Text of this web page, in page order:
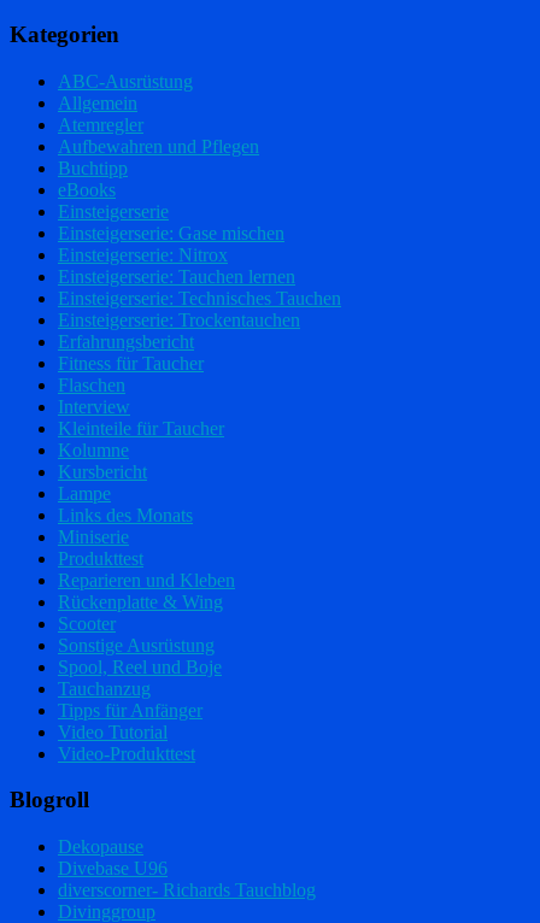
Kategorien
ABC-Ausrüstung
Allgemein
Atemregler
Aufbewahren und Pflegen
Buchtipp
eBooks
Einsteigerserie
Einsteigerserie: Gase mischen
Einsteigerserie: Nitrox
Einsteigerserie: Tauchen lernen
Einsteigerserie: Technisches Tauchen
Einsteigerserie: Trockentauchen
Erfahrungsbericht
Fitness für Taucher
Flaschen
Interview
Kleinteile für Taucher
Kolumne
Kursbericht
Lampe
Links des Monats
Miniserie
Produkttest
Reparieren und Kleben
Rückenplatte & Wing
Scooter
Sonstige Ausrüstung
Spool, Reel und Boje
Tauchanzug
Tipps für Anfänger
Video Tutorial
Video-Produkttest
Blogroll
Dekopause
Divebase U96
diverscorner- Richards Tauchblog
Divinggroup